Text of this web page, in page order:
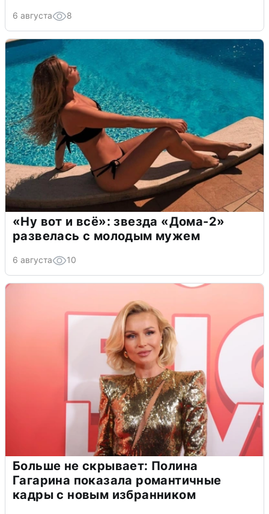
6 августа 8
«Ну вот и всё»: звезда «Дома-2»
развелась с молодым мужем
6 августа 10
Больше не скрывает: Полина
Гагарина показала романтичные
кадры с новым избранником